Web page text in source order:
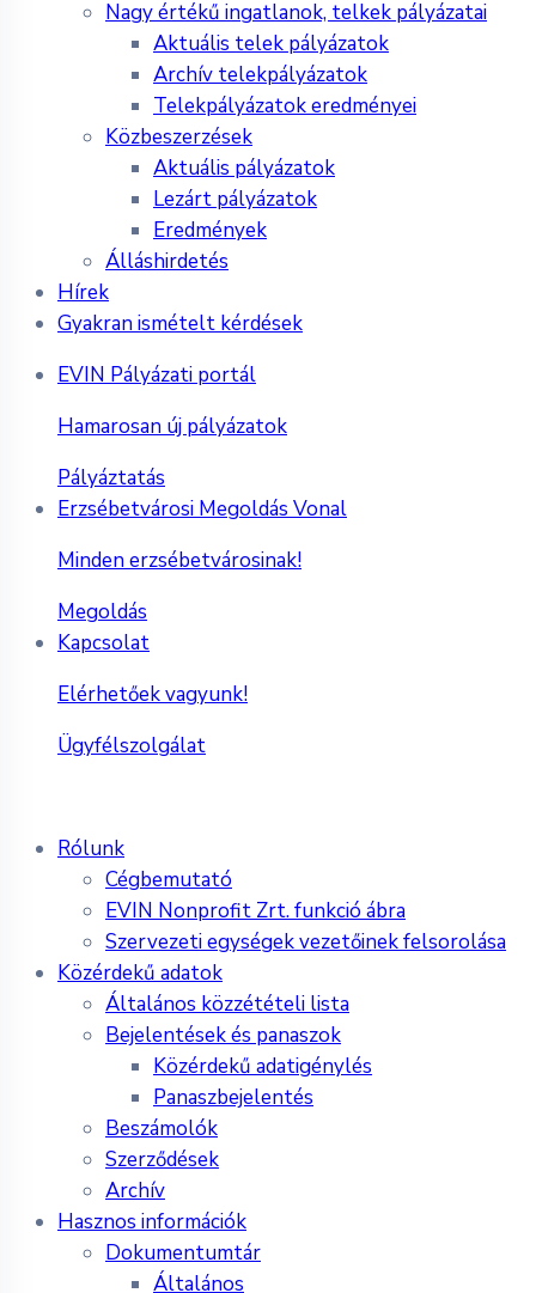
Nagy értékű ingatlanok, telkek pályázatai
Aktuális telek pályázatok
Archív telekpályázatok
Telekpályázatok eredményei
Közbeszerzések
Aktuális pályázatok
Lezárt pályázatok
Eredmények
Álláshirdetés
Hírek
Gyakran ismételt kérdések
EVIN Pályázati portál
Hamarosan új pályázatok
Pályáztatás
Erzsébetvárosi Megoldás Vonal
Minden erzsébetvárosinak!
Megoldás
Kapcsolat
Elérhetőek vagyunk!
Ügyfélszolgálat
Rólunk
Cégbemutató
EVIN Nonprofit Zrt. funkció ábra
Szervezeti egységek vezetőinek felsorolása
Közérdekű adatok
Általános közzétételi lista
Bejelentések és panaszok
Közérdekű adatigénylés
Panaszbejelentés
Beszámolók
Szerződések
Archív
Hasznos információk
Dokumentumtár
Általános